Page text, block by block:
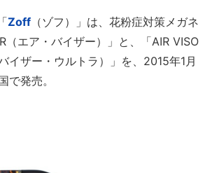
Zoff （ゾフ）」は、花粉症対策メガネ
（エア・バイザー）」と、「AIR VISO
イザー・ウルトラ）」を、2015年1月
で発売。